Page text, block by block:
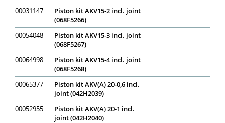
00031147
Piston kit AKV15-2 incl. joint
(068F5266)
00054048
Piston kit AKV15-3 incl. joint
(068F5267)
00064998
Piston kit AKV15-4 incl. joint
(068F5268)
00065377
Piston kit AKV(A) 20-0,6 incl.
joint (042H2039)
00052955
Piston kit AKV(A) 20-1 incl.
joint (042H2040)